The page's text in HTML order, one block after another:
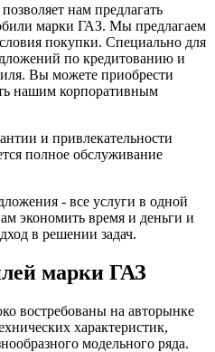
нам предлагать
марки ГАЗ. Мы предлагаем
покупки. Специально для
по кредитованию и
Вы можете приобрести
нашим корпоративным
и привлекательности
полное обслуживание
- все услуги в одной
экономить время и деньги и
в решении задач.
марки ГАЗ
востребованы на авторынке
характеристик,
модельного ряда.